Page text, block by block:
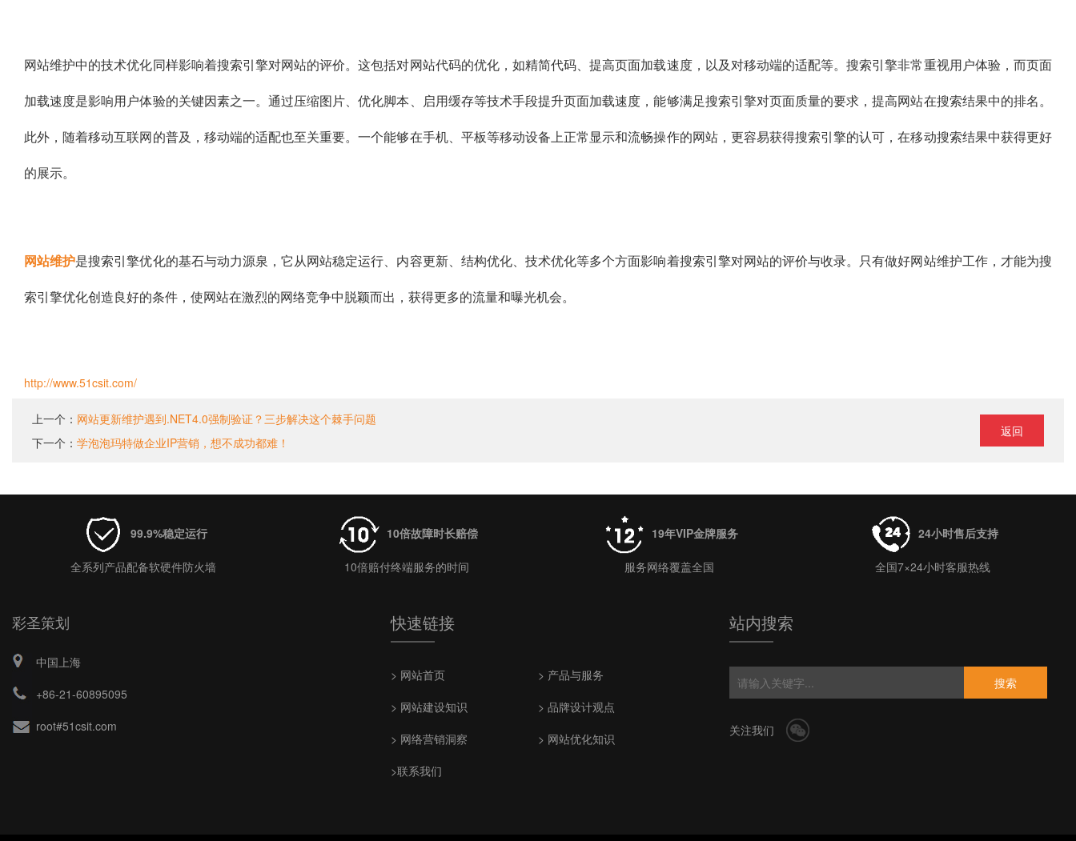
网站维护中的技术优化同样影响着搜索引擎对网站的评价。这包括对网站代码的优化，如精简代码、提高页面加载速度，以及对移动端的适配等。搜索引擎非常重视用户体验，而页面
加载速度是影响用户体验的关键因素之一。通过压缩图片、优化脚本、启用缓存等技术手段提升页面加载速度，能够满足搜索引擎对页面质量的要求，提高网站在搜索结果中的排名。
此外，随着移动互联网的普及，移动端的适配也至关重要。一个能够在手机、平板等移动设备上正常显示和流畅操作的网站，更容易获得搜索引擎的认可，在移动搜索结果中获得更好
的展示。
网站维护是搜索引擎优化的基石与动力源泉，它从网站稳定运行、内容更新、结构优化、技术优化等多个方面影响着搜索引擎对网站的评价与收录。只有做好网站维护工作，才能为搜
索引擎优化创造良好的条件，使网站在激烈的网络竞争中脱颖而出，获得更多的流量和曝光机会。
http://www.51csit.com/
上一个： 网站更新维护遇到.NET4.0强制验证？三步解决这个棘手问题
下一个： 学泡泡玛特做企业IP营销，想不成功都难！
返回
99.9%稳定运行
全系列产品配备软硬件防火墙
10倍故障时长赔偿
10倍赔付终端服务的时间
19年VIP金牌服务
服务网络覆盖全国
24小时售后支持
全国7×24小时客服热线
彩圣策划
中国上海
+86-21-60895095
root#51csit.com
快速链接
> 网站首页
> 产品与服务
> 网站建设知识
> 品牌设计观点
> 网络营销洞察
> 网站优化知识
>联系我们
站内搜索
搜索
关注我们